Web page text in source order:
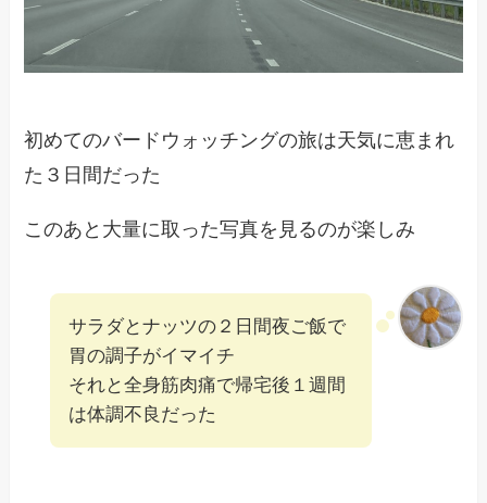
初めてのバードウォッチングの旅は天気に恵まれ
た３日間だった
このあと大量に取った写真を見るのが楽しみ
サラダとナッツの２日間夜ご飯で
胃の調子がイマイチ
それと全身筋肉痛で帰宅後１週間
は体調不良だった